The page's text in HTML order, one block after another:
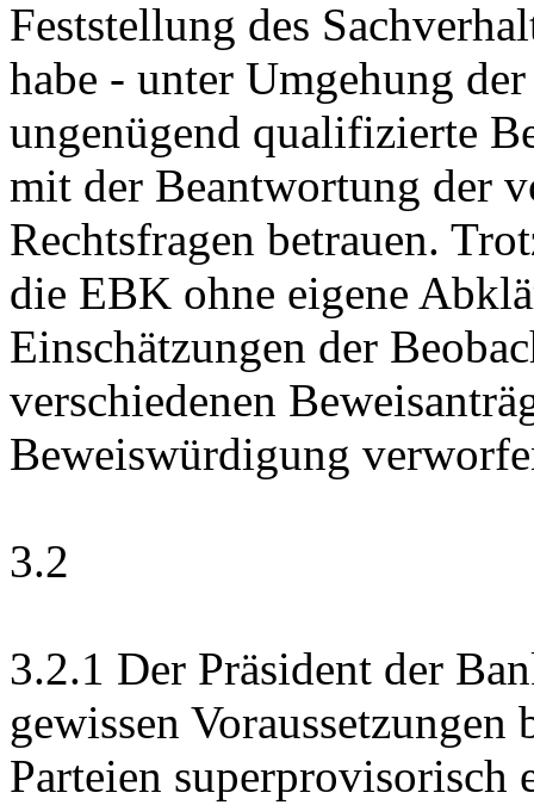
Feststellung des
habe - unter Umgehung
ungenügend qualifizierte
mit der Beantwortung der
Rechtsfragen betrauen.
die EBK ohne eigene
Einschätzungen der
verschiedenen
Beweiswürdigung
3.2
3.2.1 Der Präsident der
gewissen
Parteien superprovisorisch